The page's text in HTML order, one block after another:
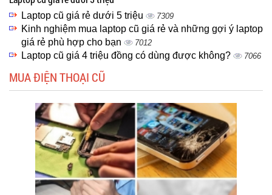
Laptop cũ giá rẻ dưới 5 triệu 7309
Kinh nghiệm mua laptop cũ giá rẻ và những gợi ý laptop
giá rẻ phù hợp cho bạn
7012
Laptop cũ giá 4 triệu đồng có dùng được không? 7066
MUA ĐIỆN THOẠI CŨ